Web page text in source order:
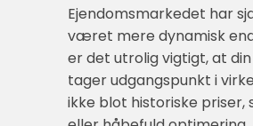
Ejendomsmarkedet har
været mere dynamisk
er det utrolig vigtigt, at
tager udgangspunkt i
ikke blot historiske priser,